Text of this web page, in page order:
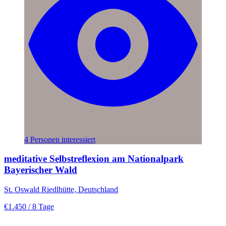
4 Personen interessiert
meditative Selbstreflexion am Nationalpark
Bayerischer Wald
St. Oswald Riedlhütte, Deutschland
€1.450 / 8 Tage